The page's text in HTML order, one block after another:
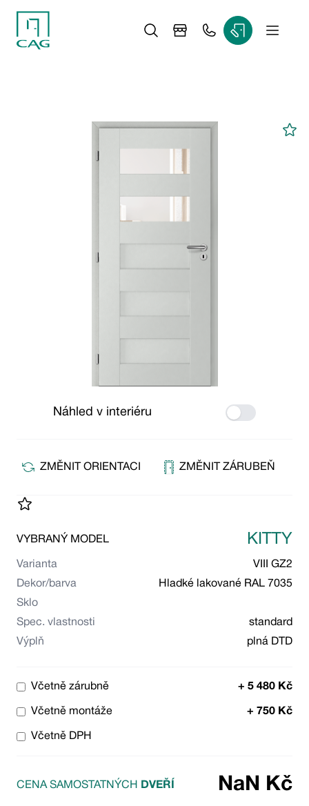
Náhled v interiéru Use setting
ZMĚNIT ORIENTACI ZMĚNIT ZÁRUBEŇ
VYBRANÝ MODEL KITTY
Varianta
VIII GZ2
Dekor/barva
Hladké lakované RAL 7035
Sklo
Spec. vlastnosti
standard
Výplň
plná DTD
Včetně zárubně + 5 480 Kč
Včetně montáže + 750 Kč
Včetně DPH
CENA SAMOSTATNÝCH DVEŘÍ NaN Kč